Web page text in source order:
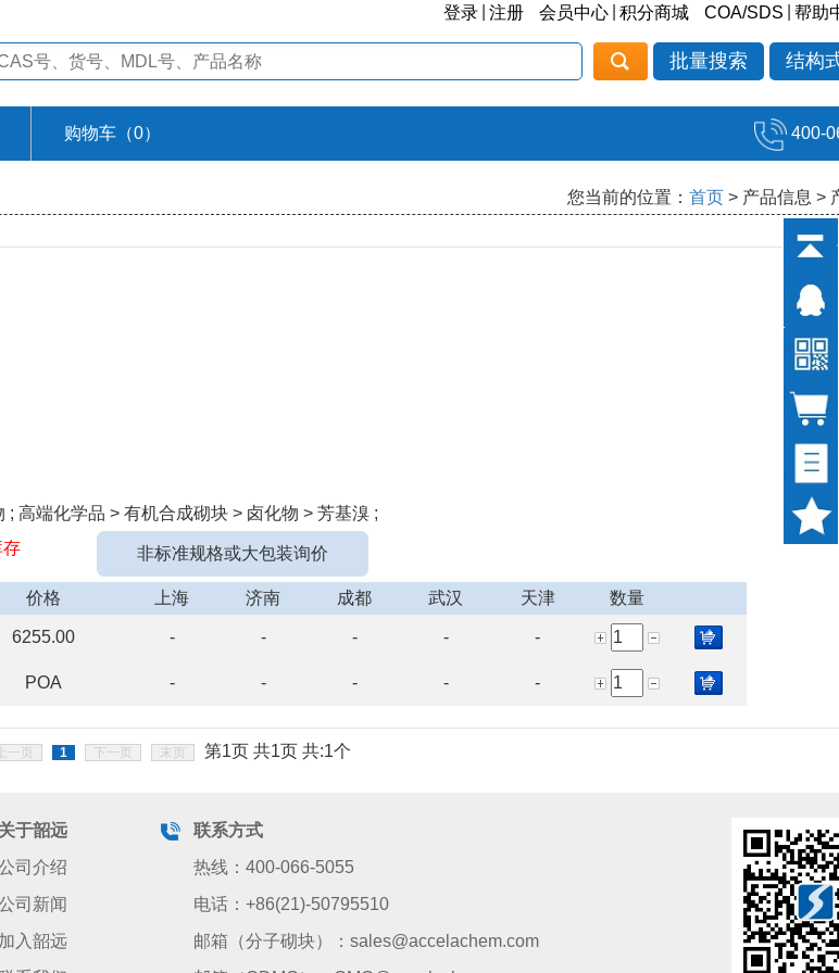
登录 注册 会员中心 积分商城 COA/SDS 帮助
批量搜索 结构
购物车（0） 400-
您当前的位置： 首页 > 产品信息 >
高端化学品 > 有机合成砌块 > 卤化物 > 芳基溴 ;
存 非标准规格或大包装询价
价格 上海 济南 成都 武汉 天津 数量
6255.00 - - - - -
POA - - - - -
上一页 1 下一页 末页 第1页 共1页 共:1个
关于韶远
司介绍
司新闻
加入韶远
联系方式
热线：400-066-5055
电话：+86(21)-50795510
邮箱（分子砌块）：sales@accelachem.com